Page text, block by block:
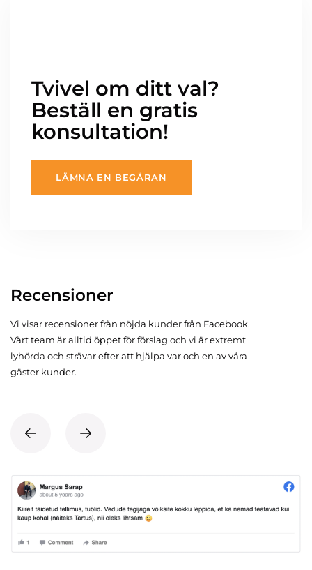
Tvivel om ditt val?
Beställ en gratis
konsultation!
LÄMNA EN BEGÄRAN
Recensioner
Vi visar recensioner från nöjda kunder från Facebook.
Vårt team är alltid öppet för förslag och vi är extremt
lyhörda och strävar efter att hjälpa var och en av våra
gäster kunder.